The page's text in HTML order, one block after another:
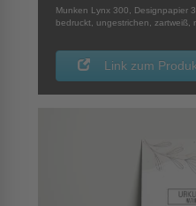
Munken Lynx 300, Designpapier
bedruckt, ungestrichen, zartweiß,
Link zum